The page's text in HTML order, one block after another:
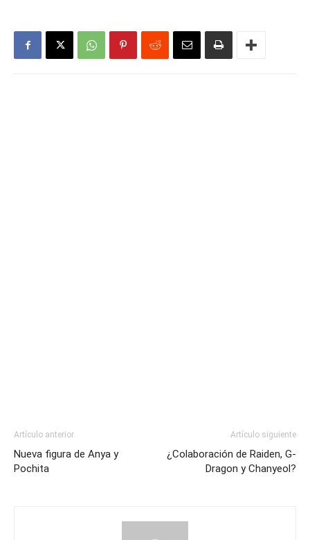
Artículo anterior
Nueva figura de Anya y
Pochita
Artículo siguiente
¿Colaboración de Raiden, G-
Dragon y Chanyeol?